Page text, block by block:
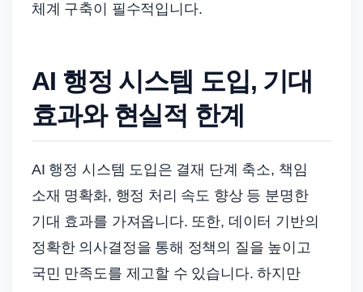
체계 구축이 필수적입니다.
AI 행정 시스템 도입, 기대
효과와 현실적 한계
AI 행정 시스템 도입은 결재 단계 축소, 책임
소재 명확화, 행정 처리 속도 향상 등 분명한
기대 효과를 가져옵니다. 또한, 데이터 기반의
정확한 의사결정을 통해 정책의 질을 높이고
국민 만족도를 제고할 수 있습니다. 하지만